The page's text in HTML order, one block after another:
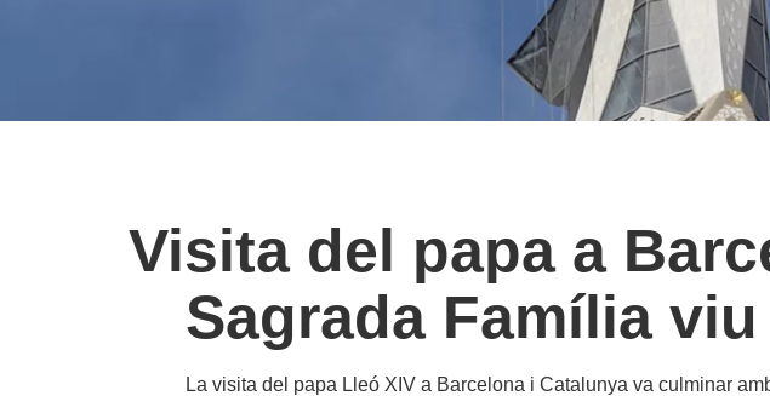
Visita del papa a
Sagrada Família
La visita del papa Lleó XIV a Barcelona i Catalunya va culminar